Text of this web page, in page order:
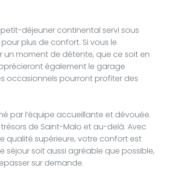
déjeuner continental servi sous
plus de confort. Si vous le
un moment de détente, que ce soit en
également le garage
occasionnels pourront profiter des
par l’équipe accueillante et dévouée.
de Saint-Malo et au-delà. Avec
qualité supérieure, votre confort est
soit aussi agréable que possible,
sur demande.